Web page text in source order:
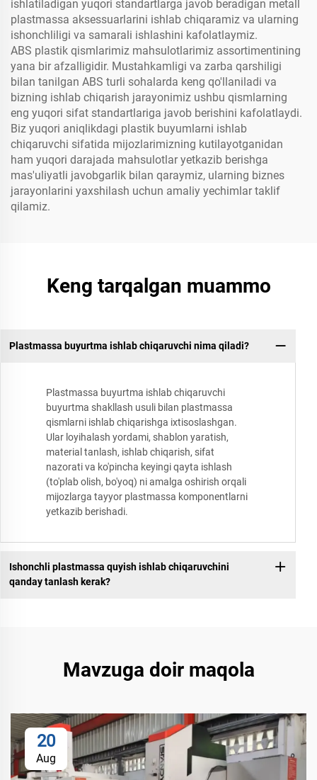
ishlatiladigan yuqori standartlarga javob beradigan metall
plastmassa aksessuarlarini ishlab chiqaramiz va ularning
ishonchliligi va samarali ishlashini kafolatlaymiz.
ABS plastik qismlarimiz mahsulotlarimiz assortimentining
yana bir afzalligidir. Mustahkamligi va zarba qarshiligi
bilan tanilgan ABS turli sohalarda keng qo'llaniladi va
bizning ishlab chiqarish jarayonimiz ushbu qismlarning
eng yuqori sifat standartlariga javob berishini kafolatlaydi.
Biz yuqori aniqlikdagi plastik buyumlarni ishlab
chiqaruvchi sifatida mijozlarimizning kutilayotganidan
ham yuqori darajada mahsulotlar yetkazib berishga
mas'uliyatli javobgarlik bilan qaraymiz, ularning biznes
jarayonlarini yaxshilash uchun amaliy yechimlar taklif
qilamiz.
Keng tarqalgan muammo
Plastmassa buyurtma ishlab chiqaruvchi nima qiladi?
Plastmassa buyurtma ishlab chiqaruvchi
buyurtma shakllash usuli bilan plastmassa
qismlarni ishlab chiqarishga ixtisoslashgan.
Ular loyihalash yordami, shablon yaratish,
material tanlash, ishlab chiqarish, sifat
nazorati va ko'pincha keyingi qayta ishlash
(to'plab olish, bo'yoq) ni amalga oshirish orqali
mijozlarga tayyor plastmassa komponentlarni
yetkazib berishadi.
Ishonchli plastmassa quyish ishlab chiqaruvchini
qanday tanlash kerak?
Mavzuga doir maqola
20
Aug